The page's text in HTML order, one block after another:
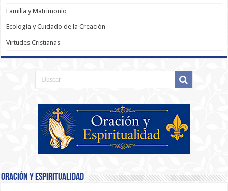
Familia y Matrimonio
Ecología y Cuidado de la Creación
Virtudes Cristianas
Oración y Espiritualidad